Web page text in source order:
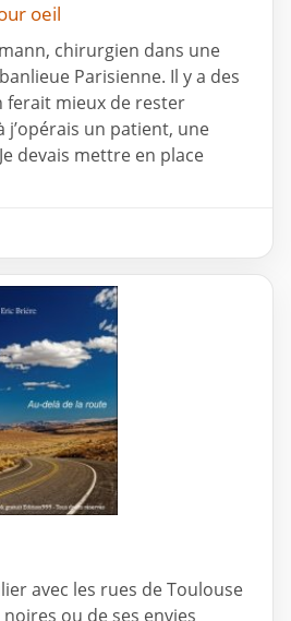
oeil
chirurgien dans une
Parisienne. Il y a des
ferait mieux de rester
j’opérais un patient, une
devais mettre en place
avec les rues de Toulouse
ou de ses envies